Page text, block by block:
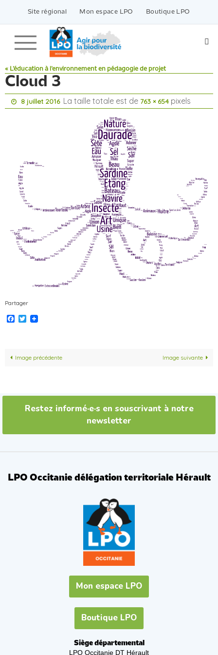
contenu
Site régional Mon espace LPO Boutique LPO
« L’éducation à l’environnement en pédagogie de projet
Cloud 3
8 juillet 2016 La taille totale est de 763 × 654 pixels
Partager
Facebook
Twitter
Image précédente Image suivante
Restez informé·e·s en souscrivant à notre
newsletter
LPO Occitanie délégation territoriale Hérault
Mon espace LPO
Boutique LPO
Siège départemental
LPO Occitanie DT Hérault